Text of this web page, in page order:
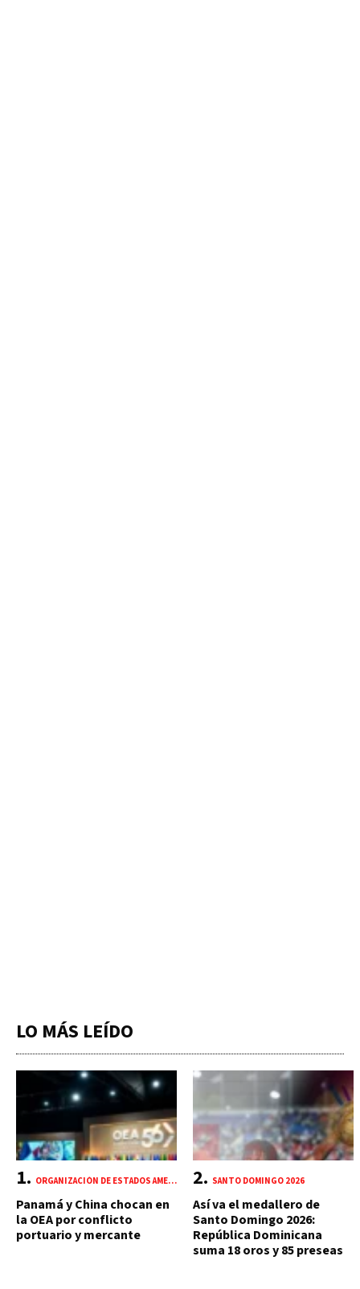
LO MÁS LEÍDO
ORGANIZACIÓN DE ESTADOS AMERICANOS (OEA)
Panamá y China chocan en
la OEA por conflicto
portuario y mercante
SANTO DOMINGO 2026
Así va el medallero de
Santo Domingo 2026:
República Dominicana
suma 18 oros y 85 preseas